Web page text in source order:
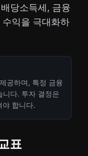
당소득세, 금융
익을 극대화하
공하며, 특정 금융
니다. 투자 결정은
야 합니다.
표